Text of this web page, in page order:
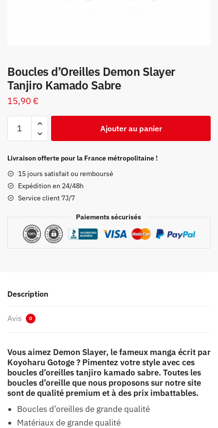
Boucles d’Oreilles Demon Slayer
Tanjiro Kamado Sabre
15,90 €
d’Oreilles
Slayer
Tanjiro
Kamado
Ajouter au panier
Livraison offerte pour la France métropolitaine !
15 jours satisfait ou remboursé
Expédition en 24/48h
Service client 7J/7
Paiements sécurisés
Description
Avis 0
Vous aimez Demon Slayer, le fameux manga écrit par
Koyoharu Gotoge ? Pimentez votre style avec ces
boucles d’oreilles tanjiro kamado sabre. Toutes les
boucles d’oreille que nous proposons sur notre site
sont de qualité premium et à des prix imbattables.
Boucles d’oreilles de grande qualité
Matériaux de grande qualité